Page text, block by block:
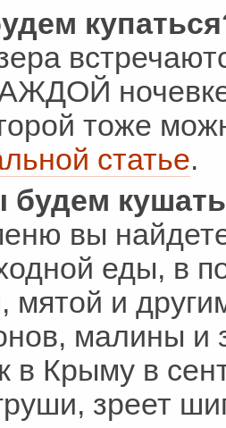
тоже
статье.
будем
вы
еды, в
мятой и
малины и
в Крыму в
зреет